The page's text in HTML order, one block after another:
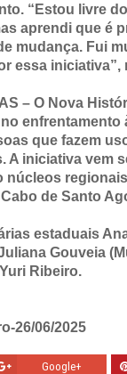
“Estou livre
aprendi que é
mudança. Fui
essa iniciativa”,
– O Nova
enfrentamento
que fazem
A iniciativa vem
de Santo
estaduais
Gouveia
Ribeiro.
26/06/2025
Google+